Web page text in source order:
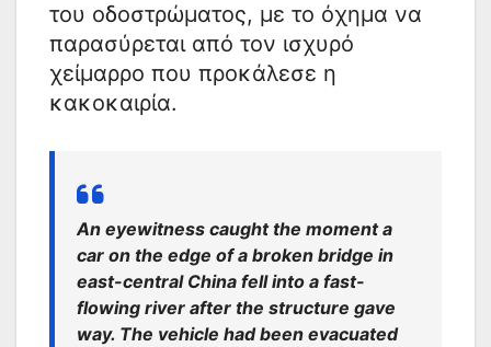
του οδοστρώματος, με το όχημα να
παρασύρεται από τον ισχυρό
χείμαρρο που προκάλεσε η
κακοκαιρία.
An eyewitness caught the moment a
car on the edge of a broken bridge in
east-central China fell into a fast-
flowing river after the structure gave
way. The vehicle had been evacuated